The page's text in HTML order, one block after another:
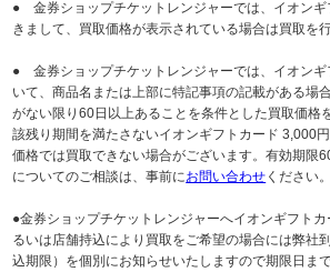
● 金券ショップチケットレンジャーでは、イオンギ
きまして、買取価格が表示されている場合は買取を
● 金券ショップチケットレンジャーでは、イオンギ
いて、商品名または上部に特記事項の記載がある場
がない限り60日以上あることを条件とした買取価格
該残り期間を満たさないイオンギフトカード 3,000
価格では買取できない場合がございます。有効期限
についてのご相談は、事前にお問い合わせ ください。
●金券ショップチケットレンジャーへイオンギフト
るいは店舗持込により買取をご希望の場合には弊社
込期限）を個別にお知らせいたしますので期限日ま